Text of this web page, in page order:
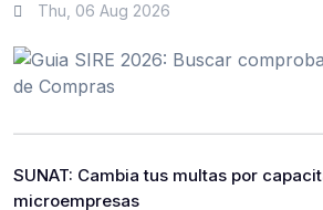
Thu, 06 Aug 2026
SUNAT: Cambia tus multas por
microempresas